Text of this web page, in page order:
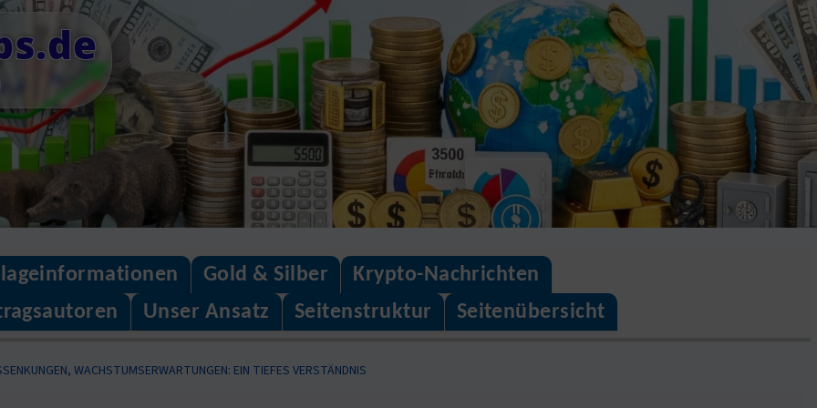
Gold & Silber
Krypto-Nachrichten
Unser Ansatz Seitenstruktur Seitenübersicht
WACHSTUMSERWARTUNGEN: EIN TIEFES VERSTÄNDNIS